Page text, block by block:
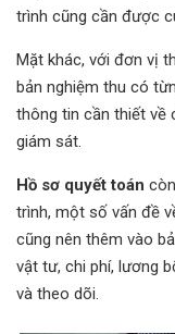
trình cũng cần được
Mặt khác, với đơn vị
bản nghiệm thu có
thông tin cần thiết về
giám sát.
Hồ sơ quyết toán
trình, một số vấn đề
cũng nên thêm vào
vật tư, chi phí, lương
và theo dõi.